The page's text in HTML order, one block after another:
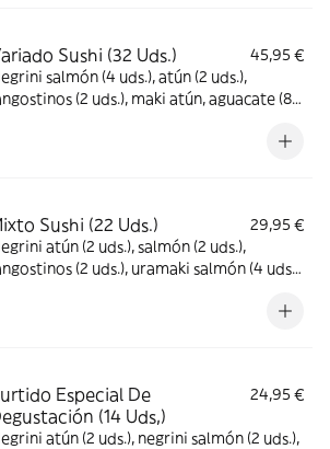
Sushi (32 Uds.)
45,95 €
salmón (4 uds.), atún (2 uds.),
(2 uds.), maki atún, aguacate (8
Sushi (22 Uds.)
29,95 €
atún (2 uds.), salmón (2 uds.),
(2 uds.), uramaki salmón (4 uds.),
Especial De
(14 Uds,)
24,95 €
atún (2 uds.), negrini salmón (2 uds.),